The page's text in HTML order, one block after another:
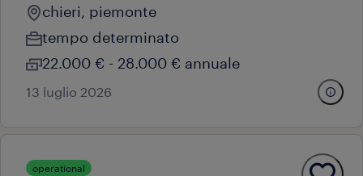
chieri, piemonte
tempo determinato
22.000 € - 28.000 € annuale
13 luglio 2026
operational